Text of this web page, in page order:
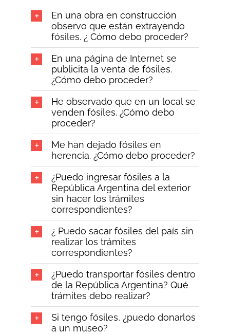
En una obra en construcción
observo que están extrayendo
fósiles. ¿ Cómo debo proceder?
En una página de Internet se
publicita la venta de fósiles.
¿Cómo debo proceder?
He observado que en un local se
venden fósiles. ¿Cómo debo
proceder?
Me han dejado fósiles en
herencia. ¿Cómo debo proceder?
¿Puedo ingresar fósiles a la
República Argentina del exterior
sin hacer los trámites
correspondientes?
¿ Puedo sacar fósiles del país sin
realizar los trámites
correspondientes?
¿Puedo transportar fósiles dentro
de la República Argentina? Qué
trámites debo realizar?
Si tengo fósiles, ¿puedo donarlos
a un museo?